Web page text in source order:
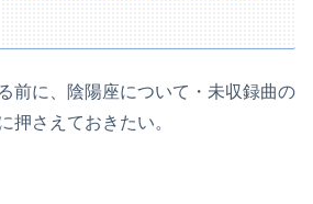
前に、陰陽座について・未収録曲の
押さえておきたい。